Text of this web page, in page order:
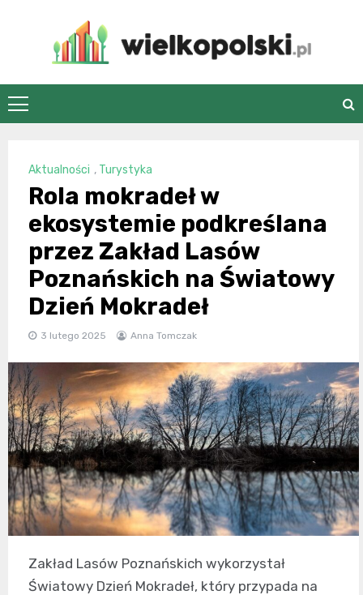
wielkopolski.pl
Aktualności , Turystyka
Rola mokradeł w
ekosystemie podkreślana
przez Zakład Lasów
Poznańskich na Światowy
Dzień Mokradeł
3 lutego 2025 Anna Tomczak
Zakład Lasów Poznańskich wykorzystał
Światowy Dzień Mokradeł, który przypada na